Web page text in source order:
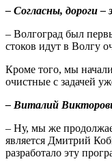
– Согласны, дороги
– Волгоград был
стоков идут в Волгу
Кроме того, мы
очистные с задачей
– Виталий
– Ну, мы же
является Дмитрий
разработало эту